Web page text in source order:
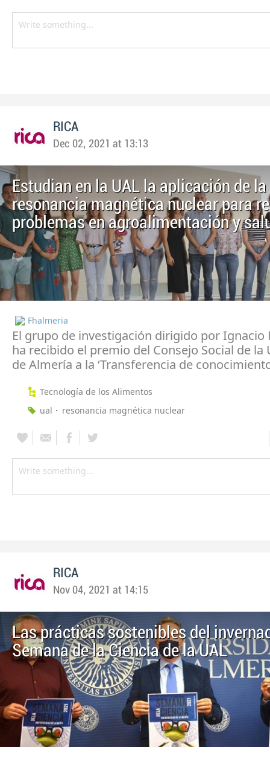
RICA
Dec 02, 2021 at 13:13
Estudian en la UAL la aplicación de la
resonancia magnética nuclear para
problemas en agroalimentación y
Fhalmeria
El grupo de investigación dirigido por Ignacio
ha recibido el premio del Consejo Social de la
de Almería a la ‘Transferencia de
Tecnología de los Alimentos
ual
resonancia magnética nuclear
RICA
Nov 04, 2021 at 14:15
Las prácticas sostenibles del
Semana de la Ciencia de la UAL